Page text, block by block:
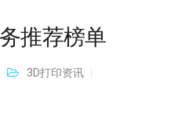
推荐榜单
3D打印资讯